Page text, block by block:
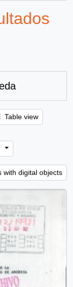
Table view
with digital objects